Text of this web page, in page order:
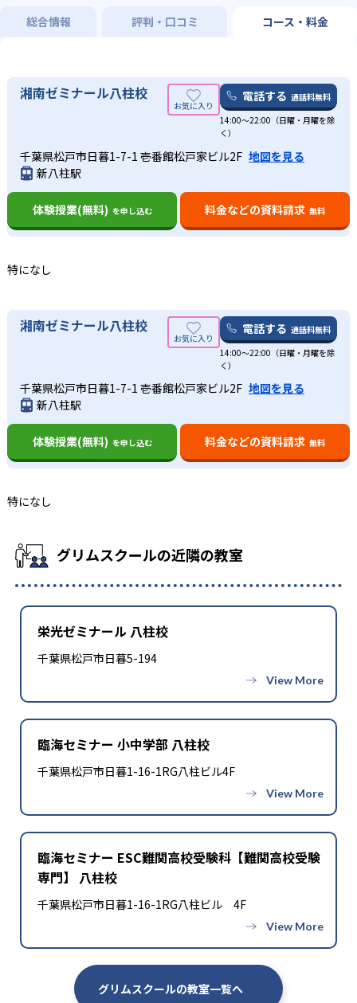
総合情報 評判・口コミ コース・料金
湘南ゼミナール八柱校 電話する 通話料無料
14:00〜22:00（日曜・月曜を除
く）
千葉県松戸市日暮1-7-1 壱番館松戸家ビル2F 地図を見る
新八柱駅
体験授業(無料) を申し込む 料金などの資料請求 無料
特になし
湘南ゼミナール八柱校 電話する 通話料無料
14:00〜22:00（日曜・月曜を除
く）
千葉県松戸市日暮1-7-1 壱番館松戸家ビル2F 地図を見る
新八柱駅
体験授業(無料) を申し込む 料金などの資料請求 無料
特になし
グリムスクールの近隣の教室
栄光ゼミナール 八柱校
千葉県松戸市日暮5-194
臨海セミナー 小中学部 八柱校
千葉県松戸市日暮1-16-1RG八柱ビル4F
臨海セミナー ESC難関高校受験科【難関高校受験
専門】 八柱校
千葉県松戸市日暮1-16-1RG八柱ビル 4F
グリムスクールの教室一覧へ